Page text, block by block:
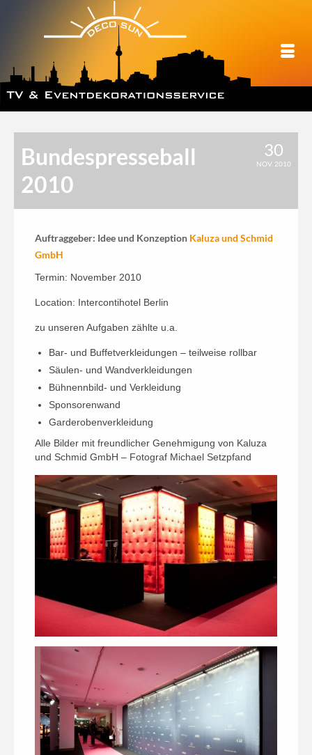
30
NOV. 2010
Bundespresseball
2010
Auftraggeber: Idee und Konzeption Kaluza und Schmid
GmbH
Termin: November 2010
Location: Intercontihotel Berlin
zu unseren Aufgaben zählte u.a.
Bar- und Buffetverkleidungen – teilweise rollbar
Säulen- und Wandverkleidungen
Bühnennbild- und Verkleidung
Sponsorenwand
Garderobenverkleidung
Alle Bilder mit freundlicher Genehmigung von Kaluza
und Schmid GmbH – Fotograf Michael Setzpfand